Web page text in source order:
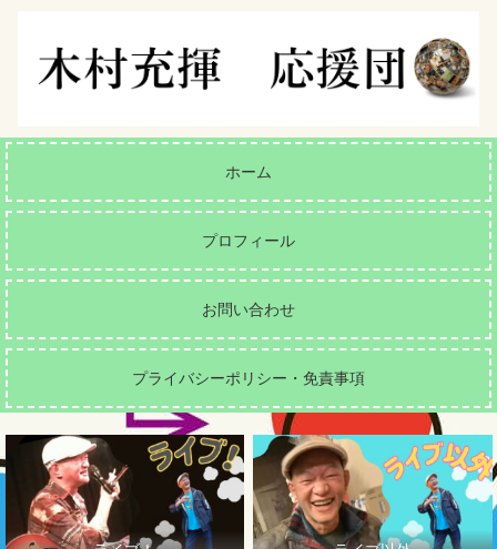
ホーム
プロフィール
お問い合わせ
プライバシーポリシー・免責事項